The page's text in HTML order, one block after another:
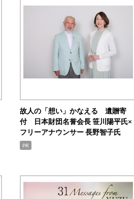
故人の「想い」かなえる 遺贈寄
付 日本財団名誉会長 笹川陽平氏×
フリーアナウンサー 長野智子氏
PR